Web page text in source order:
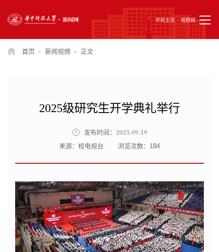
学校主页 视野网
首页 - 新闻视频 - 正文
2025级研究生开学典礼举行
发布时间： 2025.09.19
来源：校电视台 浏览次数： 184